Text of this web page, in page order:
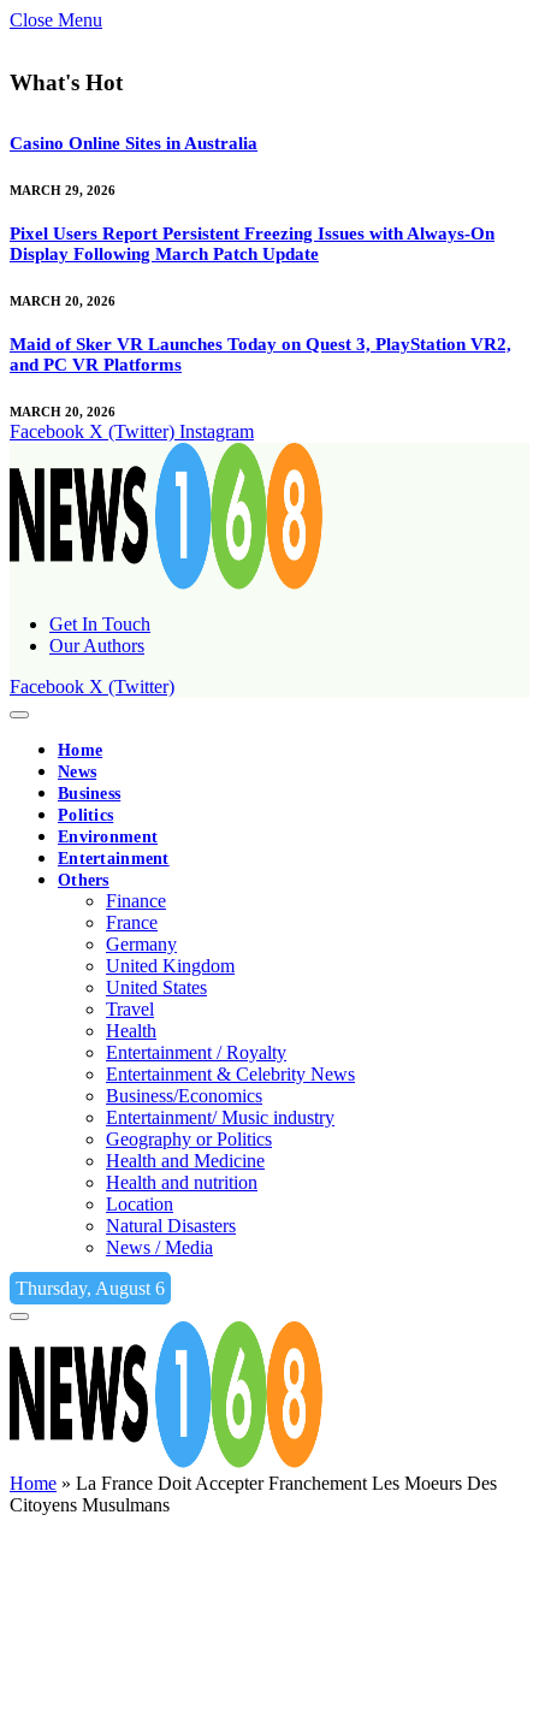
Close Menu
What's Hot
Casino Online Sites in Australia
MARCH 29, 2026
Pixel Users Report Persistent Freezing Issues with Always-On
Display Following March Patch Update
MARCH 20, 2026
Maid of Sker VR Launches Today on Quest 3, PlayStation VR2,
and PC VR Platforms
MARCH 20, 2026
Facebook X (Twitter) Instagram
Get In Touch
Our Authors
Facebook X (Twitter)
Home
News
Business
Politics
Environment
Entertainment
Others
Finance
France
Germany
United Kingdom
United States
Travel
Health
Entertainment / Royalty
Entertainment & Celebrity News
Business/Economics
Entertainment/ Music industry
Geography or Politics
Health and Medicine
Health and nutrition
Location
Natural Disasters
News / Media
Thursday, August 6
Home » La France Doit Accepter Franchement Les Moeurs Des
Citoyens Musulmans